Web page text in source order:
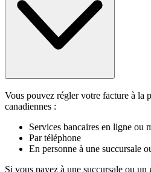
Vous pouvez régler votre facture à la
canadiennes :
Services bancaires en ligne ou
Par téléphone
En personne à une succursale
Si vous payez à une succursale ou un